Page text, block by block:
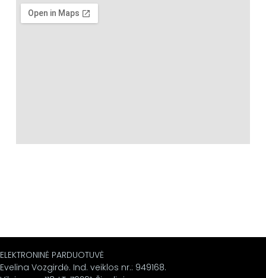
ELEKTRONINĖ PARDUOTUVĖ
Evelina Vozgirdė. Ind. veiklos nr.: 949168.